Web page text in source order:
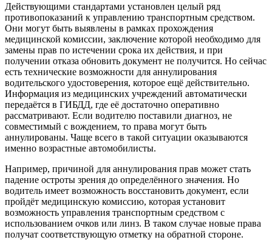
Действующими стандартами установлен целый ряд
противопоказаний к управлению транспортным средством.
Они могут быть выявлены в рамках прохождения
медицинской комиссии, заключение которой необходимо для
замены прав по истечении срока их действия, и при
получении отказа обновить документ не получится. Но сейчас
есть технические возможности для аннулирования
водительского удостоверения, которое ещё действительно.
Информация из медицинских учреждений автоматически
передаётся в ГИБДД, где её достаточно оперативно
рассматривают. Если водителю поставили диагноз, не
совместимый с вождением, то права могут быть
аннулированы. Чаще всего в такой ситуации оказываются
именно возрастные автомобилисты.
Например, причиной для аннулирования прав может стать
падение остроты зрения до определённого значения. Но
водитель имеет возможность восстановить документ, если
пройдёт медицинскую комиссию, которая установит
возможность управления транспортным средством с
использованием очков или линз. В таком случае новые права
получат соответствующую отметку на обратной стороне.